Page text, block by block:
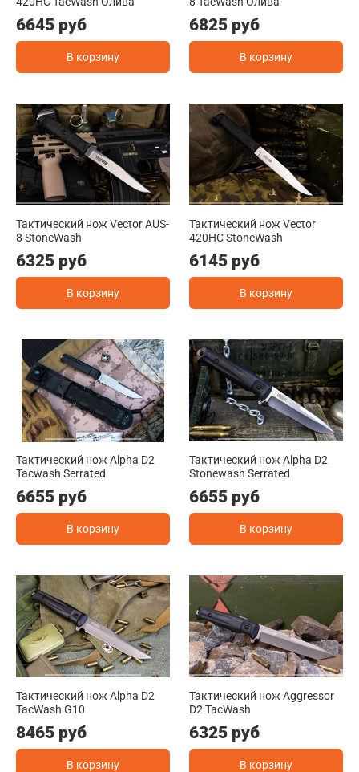
6645 руб
В корзину
6825 руб
В корзину
Тактический нож Vector AUS-
8 StoneWash
6325 руб
В корзину
Тактический нож Vector
420HC StoneWash
6145 руб
В корзину
Тактический нож Alpha D2
Tacwash Serrated
6655 руб
В корзину
Тактический нож Alpha D2
Stonewash Serrated
6655 руб
В корзину
Тактический нож Alpha D2
TacWash G10
8465 руб
В корзину
Тактический нож Aggressor
D2 TacWash
6325 руб
В корзину